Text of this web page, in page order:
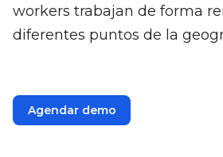
workers trabajan de forma
diferentes puntos de la
Agendar demo